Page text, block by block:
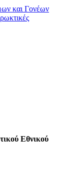
και Γονέων
Εθνικού